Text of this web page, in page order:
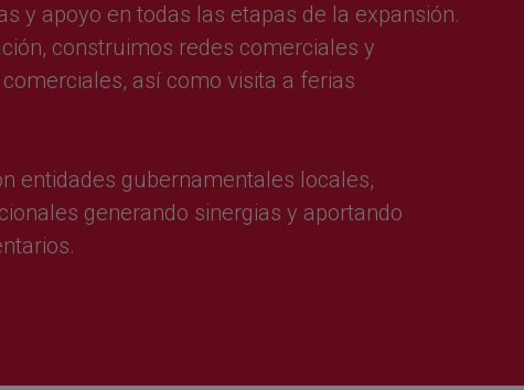
y apoyo en todas las etapas de la expansión.
construimos redes comerciales y
así como visita a ferias
entidades gubernamentales locales,
generando sinergias y aportando